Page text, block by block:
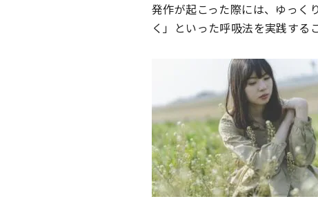
発作が起こった際には、ゆっく
く」といった呼吸法を実践する